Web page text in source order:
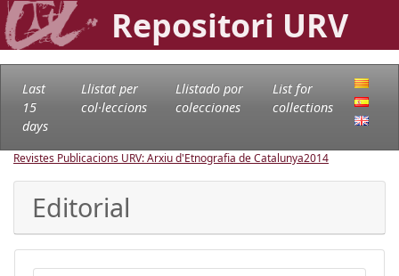
Repositori URV
Last
15
days
Llistat per
col·leccions
Llistado por
colecciones
List for
collections
Revistes Publicacions URV: Arxiu d'Etnografia de Catalunya2014
Editorial